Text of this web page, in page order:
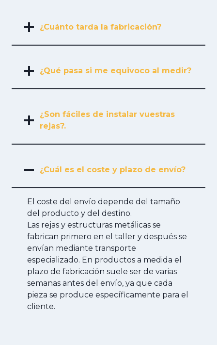
¿Cuánto tarda la fabricación?
¿Qué pasa si me equivoco al medir?
¿Son fáciles de instalar vuestras
rejas?.
¿Cuál es el coste y plazo de envío?
El coste del envío depende del tamaño
del producto y del destino.
Las rejas y estructuras metálicas se
fabrican primero en el taller y después se
envían mediante transporte
especializado. En productos a medida el
plazo de fabricación suele ser de varias
semanas antes del envío, ya que cada
pieza se produce específicamente para el
cliente.